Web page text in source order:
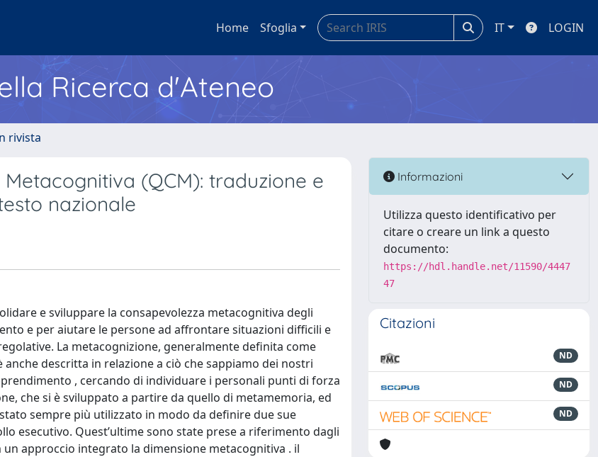
Home Sfoglia IT LOGIN
Ricerca d'Ateneo
rivista
(QCM): traduzione e
nazionale
e sviluppare la consapevolezza metacognitiva degli
e per aiutare le persone ad affrontare situazioni difficili e
La metacognizione, generalmente definita come
descritta in relazione a ciò che sappiamo dei nostri
, cercando di individuare i personali punti di forza
che si è sviluppato a partire da quello di metamemoria, ed
sempre più utilizzato in modo da definire due sue
esecutivo. Quest’ultime sono state prese a riferimento dagli
approccio integrato la dimensione metacognitiva . il
Informazioni
Utilizza questo identificativo per
citare o creare un link a questo
documento:
https://hdl.handle.net/11590/4447
47
Citazioni
ND
ND
ND